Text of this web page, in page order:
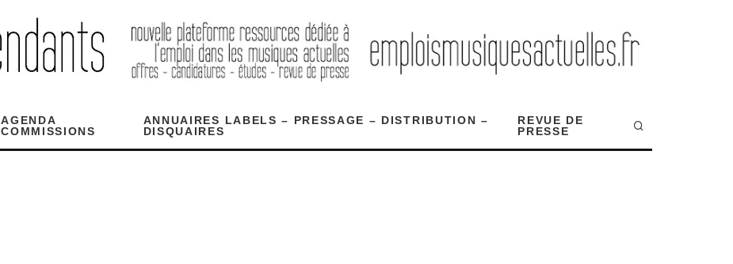
AGENDA
COMMISSIONS
ANNUAIRES LABELS – PRESSAGE – DISTRIBUTION –
DISQUAIRES
REVUE DE
PRESSE